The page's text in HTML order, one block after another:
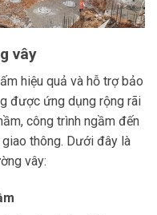
vây
hiệu quả và hỗ trợ bảo
được ứng dụng rộng rãi
công trình ngầm đến
thông. Dưới đây là
vây: